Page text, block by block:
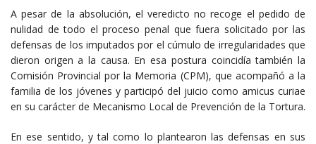
A pesar de la absolución, el veredicto no recoge el pedido de
nulidad de todo el proceso penal que fuera solicitado por las
defensas de los imputados por el cúmulo de irregularidades que
dieron origen a la causa. En esa postura coincidía también la
Comisión Provincial por la Memoria (CPM), que acompañó a la
familia de los jóvenes y participó del juicio como amicus curiae
en su carácter de Mecanismo Local de Prevención de la Tortura.
En ese sentido, y tal como lo plantearon las defensas en sus